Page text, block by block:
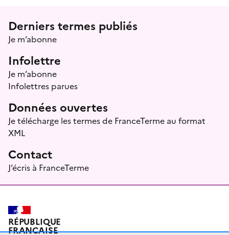
Menu prefooter
Derniers termes publiés
Je m’abonne
Infolettre
Je m’abonne
Infolettres parues
Données ouvertes
Je télécharge les termes de FranceTerme au format
XML
Contact
J’écris à FranceTerme
RÉPUBLIQUE
FRANÇAISE